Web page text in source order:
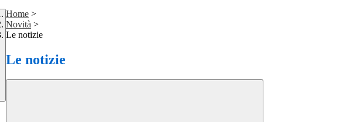
Home >
Novità >
Le notizie
Le notizie